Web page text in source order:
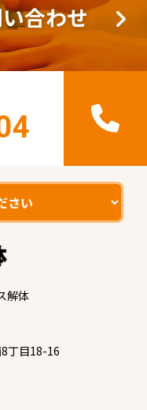
合わせ
解体
丁目18-16